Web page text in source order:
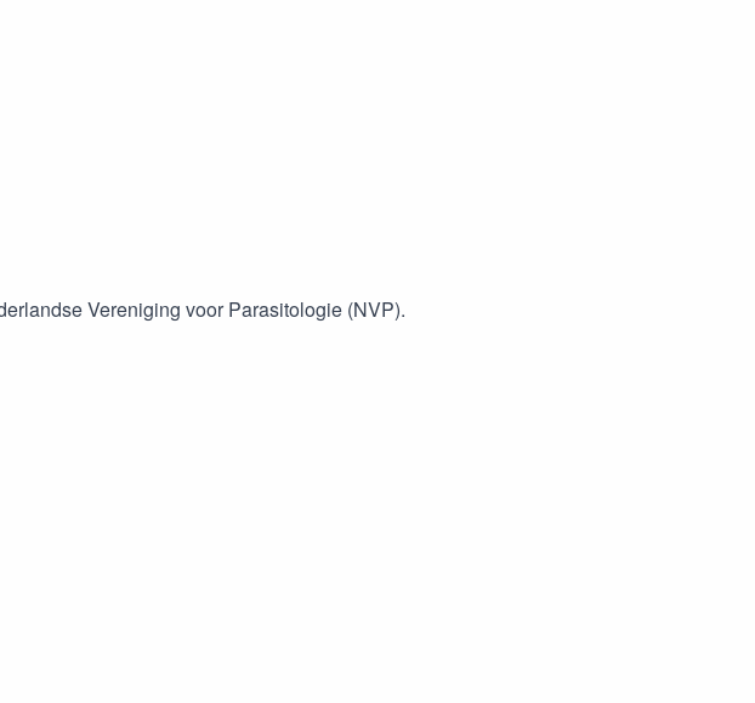
Vereniging voor Parasitologie (NVP).